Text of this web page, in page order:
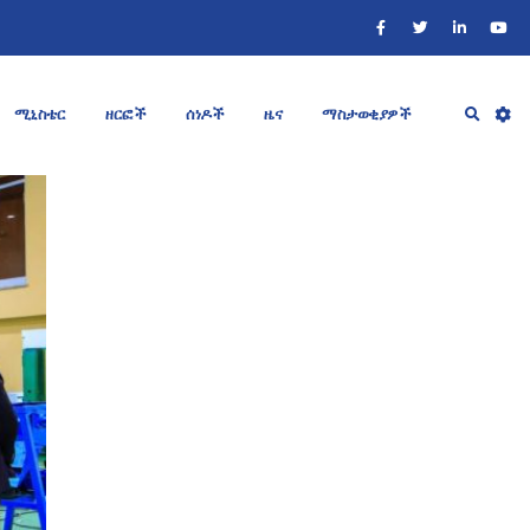
ሚኒስቴር ዘርፎች ሰነዶች ዜና ማስታወቂያዎች